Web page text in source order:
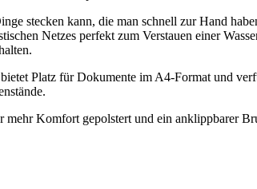
stecken kann, die man schnell zur Hand
Netzes perfekt zum Verstauen einer
Platz für Dokumente im A4-Format und
Komfort gepolstert und ein anklippbarer